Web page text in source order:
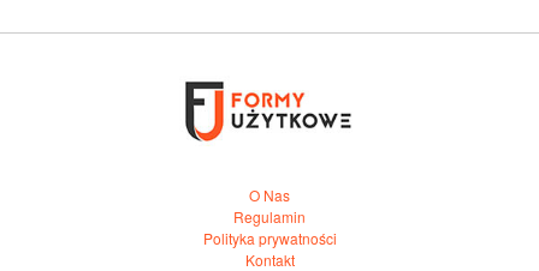
O Nas
Regulamin
Polityka prywatności
Kontakt